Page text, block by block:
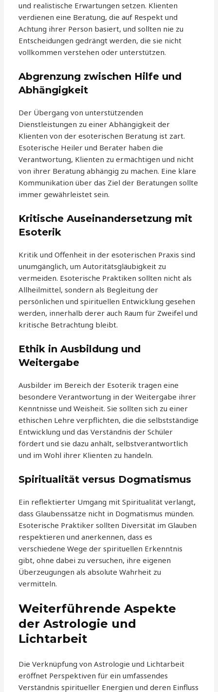
und realistische Erwartungen setzen. Klienten
verdienen eine Beratung, die auf Respekt und
Achtung ihrer Person basiert, und sollten nie zu
Entscheidungen gedrängt werden, die sie nicht
vollkommen verstehen oder unterstützen.
Abgrenzung zwischen Hilfe und
Abhängigkeit
Der Übergang von unterstützenden
Dienstleistungen zu einer Abhängigkeit der
Klienten von der esoterischen Beratung ist zart.
Esoterische Heiler und Berater haben die
Verantwortung, Klienten zu ermächtigen und nicht
von ihrer Beratung abhängig zu machen. Eine klare
Kommunikation über das Ziel der Beratungen sollte
immer gewährleistet sein.
Kritische Auseinandersetzung mit
Esoterik
Kritik und Offenheit in der esoterischen Praxis sind
unumgänglich, um Autoritätsgläubigkeit zu
vermeiden. Esoterische Praktiken sollten nicht als
Allheilmittel, sondern als Begleitung der
persönlichen und spirituellen Entwicklung gesehen
werden, innerhalb derer auch Raum für Zweifel und
kritische Betrachtung bleibt.
Ethik in Ausbildung und
Weitergabe
Ausbilder im Bereich der Esoterik tragen eine
besondere Verantwortung in der Weitergabe ihrer
Kenntnisse und Weisheit. Sie sollten sich zu einer
ethischen Lehre verpflichten, die die selbstständige
Entwicklung und das Verständnis der Schüler
fördert und sie dazu anhält, selbstverantwortlich
und im Wohl ihrer Klienten zu handeln.
Spiritualität versus Dogmatismus
Ein reflektierter Umgang mit Spiritualität verlangt,
dass Glaubenssätze nicht in Dogmatismus münden.
Esoterische Praktiker sollten Diversität im Glauben
respektieren und anerkennen, dass es
verschiedene Wege der spirituellen Erkenntnis
gibt, ohne dabei zu versuchen, ihre eigenen
Überzeugungen als absolute Wahrheit zu
vermitteln.
Weiterführende Aspekte
der Astrologie und
Lichtarbeit
Die Verknüpfung von Astrologie und Lichtarbeit
eröffnet Perspektiven für ein umfassendes
Verständnis spiritueller Energien und deren Einfluss